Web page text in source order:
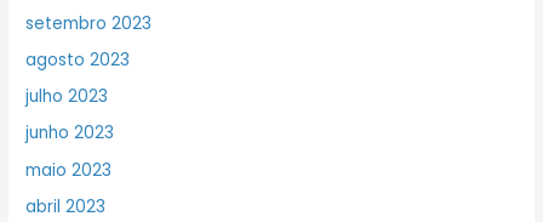
setembro 2023
agosto 2023
julho 2023
junho 2023
maio 2023
abril 2023